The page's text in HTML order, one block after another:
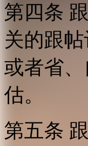
第四条
关的跟
或者省
估。
第五条